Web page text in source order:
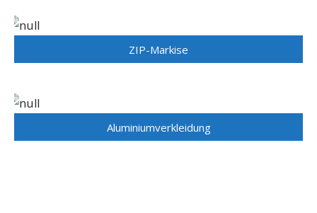
ZIP-Markise
Aluminiumverkleidung